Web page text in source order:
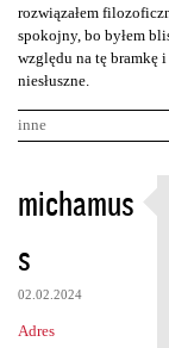
rozwiązałem
spokojny, bo byłem
względu na tę bramkę
niesłuszne.
inne
K
o
m
e
n
michamus
s
02.02.2024
Adres